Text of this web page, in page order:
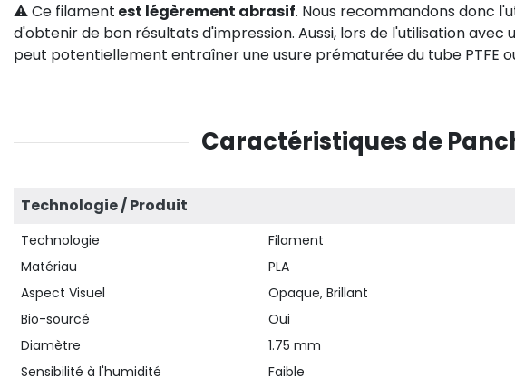
⚠️ Ce filament est légèrement abrasif. Nous recommandons donc
d'obtenir de bon résultats d'impression. Aussi, lors de l'utilisation avec
peut potentiellement entraîner une usure prématurée du tube PTFE
Caractéristiques de
Technologie / Produit
Technologie
Filament
Matériau
PLA
Aspect Visuel
Opaque, Brillant
Bio-sourcé
Oui
Diamètre
1.75 mm
Sensibilité à l'humidité
Faible